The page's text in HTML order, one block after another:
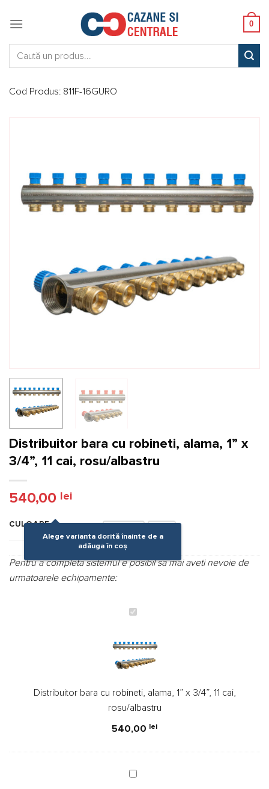
0
Cod Produs: 811F-16GURO
Distribuitor bara cu robineti, alama, 1” x
3/4”, 11 cai, rosu/albastru
540,00 lei
CULOARE
Alege varianta dorită înainte de a
adăuga în coș
Pentru a completa sistemul e posibil sa mai aveti nevoie de
urmatoarele echipamente:
Distribuitor
cu
alama,
x
3/4”,
rosu/albastru
Distribuitor bara cu robineti, alama, 1” x 3/4”, 11 cai,
rosu/albastru
540,00 lei
Dop